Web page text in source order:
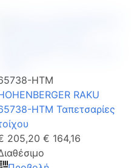
HTM
RAKU
HTM Ταπετσαρίες
205,20 € 164,16